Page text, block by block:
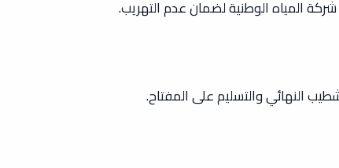
المياه الوطنية لضمان عدم التهريب.
النهائي والتسليم على المفتاح.